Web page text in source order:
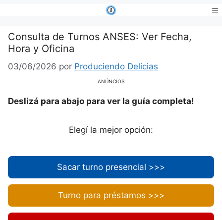
contenido
Consulta de Turnos ANSES: Ver Fecha,
Hora y Oficina
03/06/2026 por Produciendo Delicias
ANÚNCIOS
Deslizá para abajo para ver la guía completa!
Elegí la mejor opción:
Sacar turno presencial >>>
Turno para préstamos >>>